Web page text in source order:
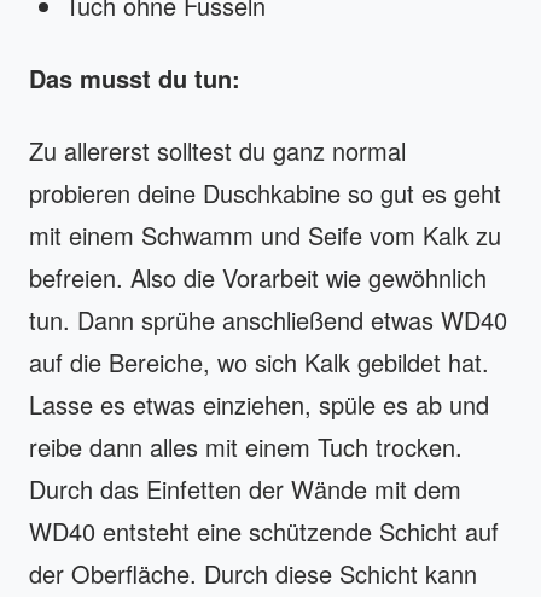
Das musst du tun:
Zu allererst solltest du ganz normal
probieren deine Duschkabine so gut es geht
mit einem Schwamm und Seife vom Kalk zu
befreien. Also die Vorarbeit wie gewöhnlich
tun. Dann sprühe anschließend etwas WD40
auf die Bereiche, wo sich Kalk gebildet hat.
Lasse es etwas einziehen, spüle es ab und
reibe dann alles mit einem Tuch trocken.
Durch das Einfetten der Wände mit dem
WD40 entsteht eine schützende Schicht auf
der Oberfläche. Durch diese Schicht kann